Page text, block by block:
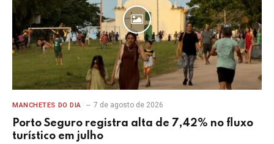
MANCHETES DO DIA 7 de agosto de 2026
Porto Seguro registra alta de 7,42% no fluxo
turístico em julho